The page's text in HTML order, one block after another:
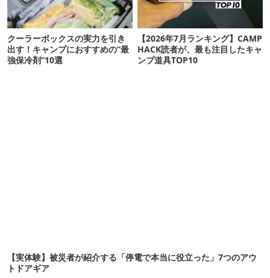
クーラーボックスの実力を引き
出す！キャンプにおすすめの“最
強保冷剤”10選
【2026年7月ランキング】CAMP
HACK読者が、最も注目したキャ
ンプ道具TOP10
【実体験】被災者が紹介する「停電で本当に役立った」7つのアウ
トドアギア